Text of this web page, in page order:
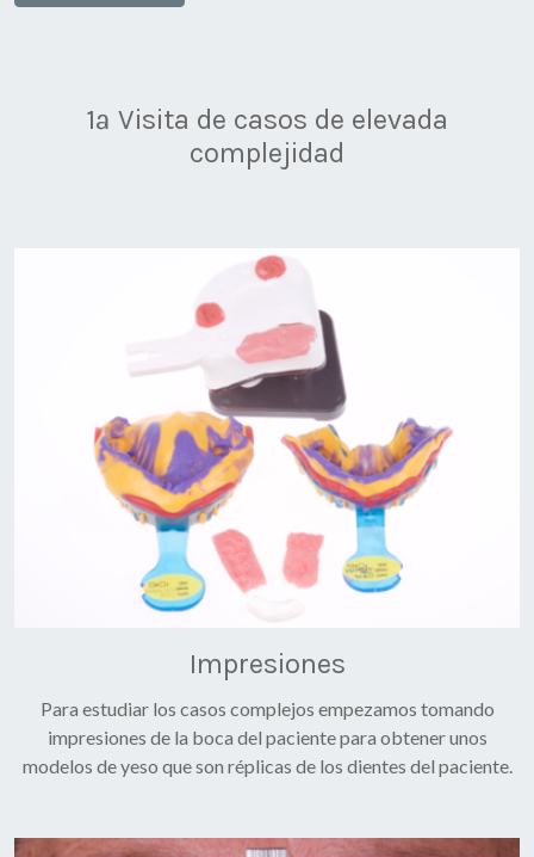
1ª Visita de casos de elevada
complejidad
Impresiones
Para estudiar los casos complejos empezamos tomando
impresiones de la boca del paciente para obtener unos
modelos de yeso que son réplicas de los dientes del paciente.